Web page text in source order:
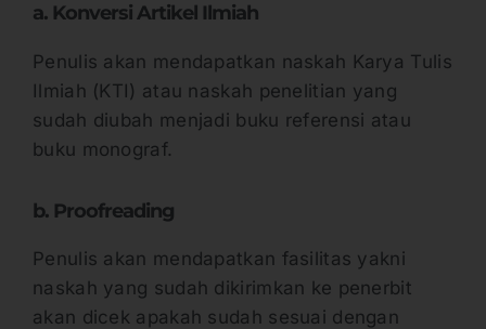
a. Konversi Artikel Ilmiah
Penulis akan mendapatkan naskah Karya Tulis
Ilmiah (KTI) atau naskah penelitian yang
sudah diubah menjadi buku referensi atau
buku monograf.
b. Proofreading
Penulis akan mendapatkan fasilitas yakni
naskah yang sudah dikirimkan ke penerbit
akan dicek apakah sudah sesuai dengan